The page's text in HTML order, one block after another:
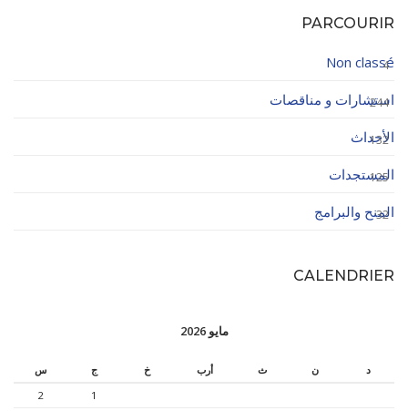
PARCOURIR
Non classé
4
استشارات و مناقصات
244
الأحداث
132
المستجدات
125
المنح والبرامج
32
CALENDRIER
مايو 2026
د ن ث أرب خ ج
س
1
2